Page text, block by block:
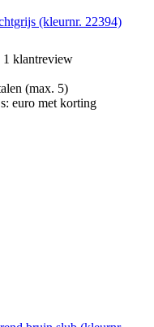
(kleurnr. 22394)
1 klantreview
(max. 5)
euro met korting